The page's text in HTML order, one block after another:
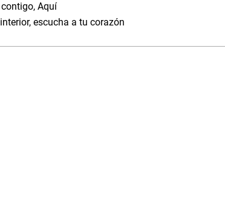
Aquí
escucha a tu corazón